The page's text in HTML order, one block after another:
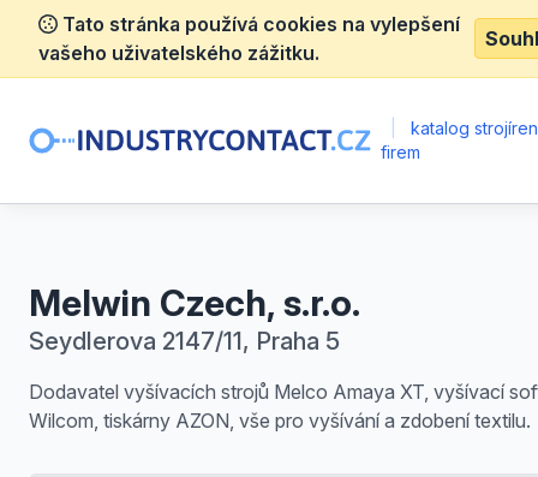
Tato stránka používá cookies na vylepšení
vašeho uživatelského zážitku.
katalog
firem
Melwin Czech, s.r.o.
Seydlerova 2147/11, Praha 5
Dodavatel vyšívacích strojů Melco Amaya XT, vyšívací
Wilcom, tiskárny AZON, vše pro vyšívání a zdobení textilu.